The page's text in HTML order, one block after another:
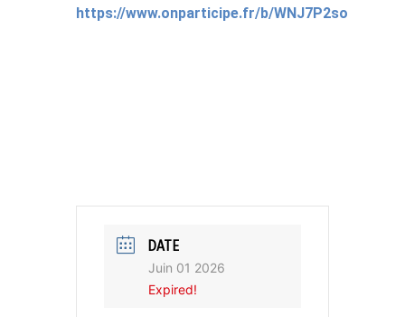
https://www.onparticipe.fr/b/WNJ7P2so
DATE
Juin 01 2026
Expired!